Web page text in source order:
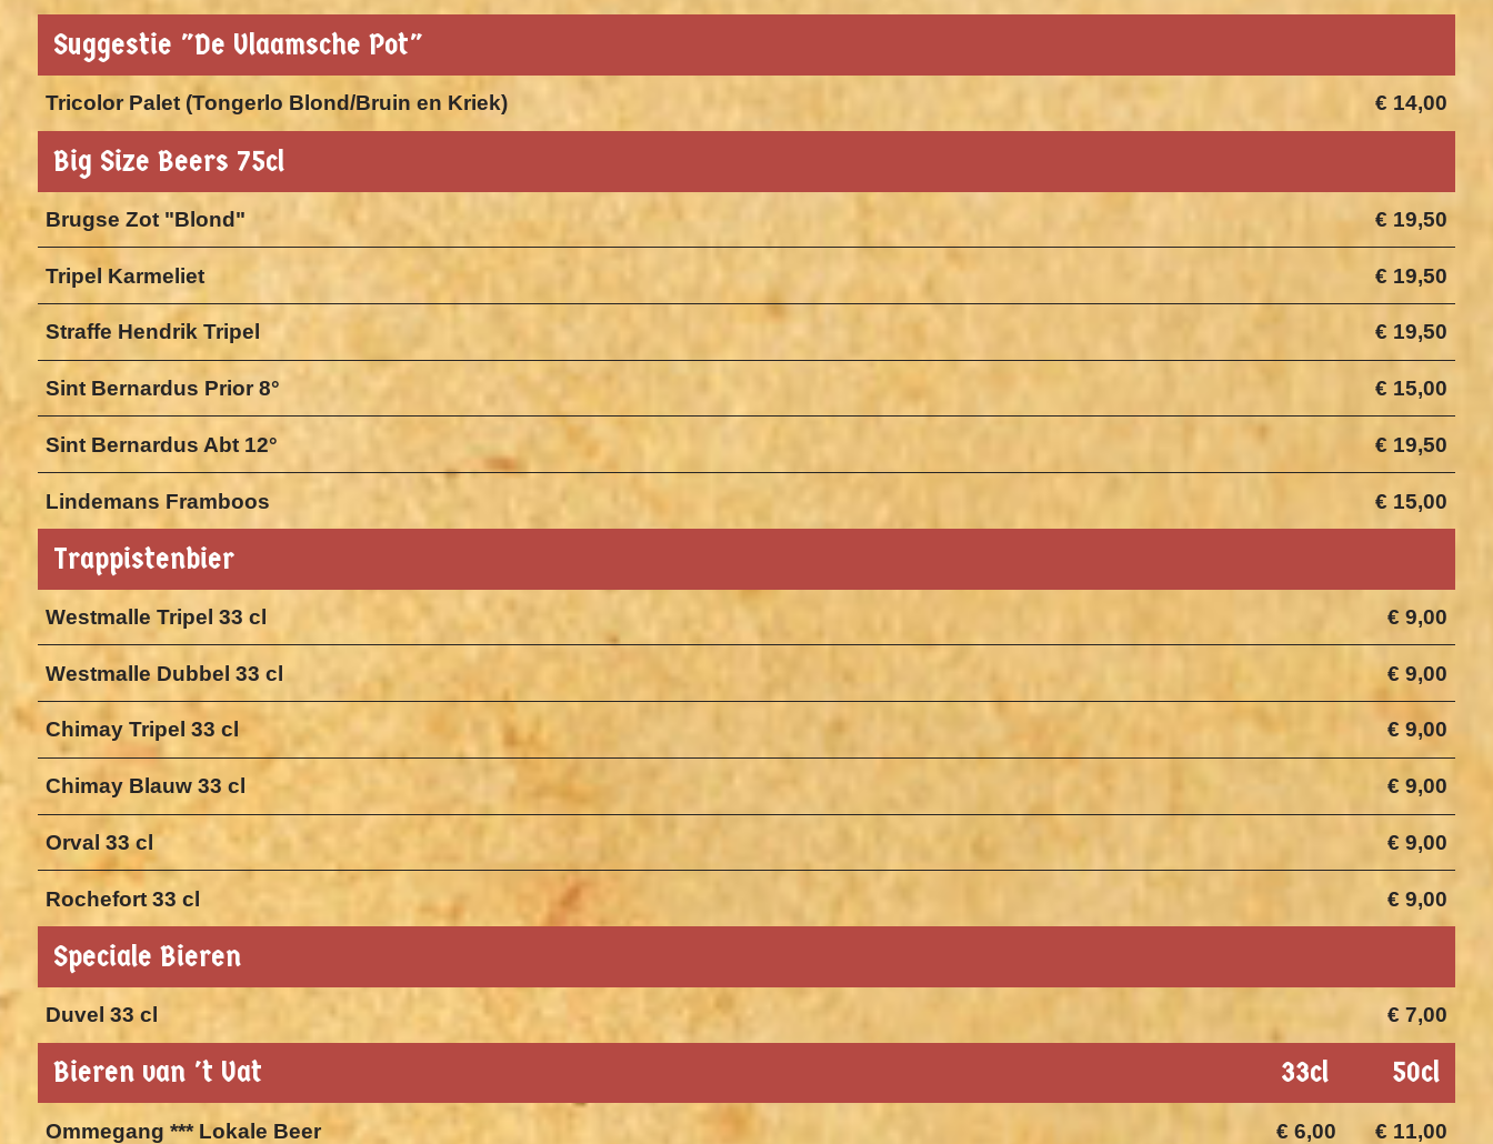
Suggestie "De Vlaamsche Pot"
€ 14,00
Tricolor Palet (Tongerlo Blond/Bruin en Kriek)
Big Size Beers 75cl
€ 19,50
Brugse Zot "Blond"
€ 19,50
Tripel Karmeliet
€ 19,50
Straffe Hendrik Tripel
€ 15,00
Sint Bernardus Prior 8°
€ 19,50
Sint Bernardus Abt 12°
€ 15,00
Lindemans Framboos
Trappistenbier
€ 9,00
Westmalle Tripel 33 cl
€ 9,00
Westmalle Dubbel 33 cl
€ 9,00
Chimay Tripel 33 cl
€ 9,00
Chimay Blauw 33 cl
€ 9,00
Orval 33 cl
€ 9,00
Rochefort 33 cl
Speciale Bieren
€ 7,00
Duvel 33 cl
Bieren van 't Vat 50cl
33cl
€ 11,00
€ 6,00
Ommegang *** Lokale Beer